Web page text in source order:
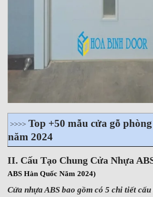
>>>> Top +50 mẫu cửa gỗ
năm 2024
II. Cấu Tạo Chung Cửa Nhựa
ABS Hàn Quốc Năm 2024)
Cửa nhựa ABS bao gồm có 5 chi tiết